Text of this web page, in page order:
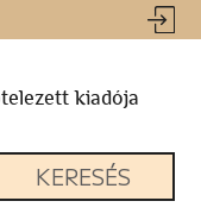
kiadója
KERESÉS